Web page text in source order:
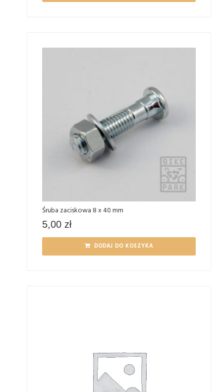
Śruba zaciskowa 8 x 40 mm
5,00 zł
DODAJ DO KOSZYKA